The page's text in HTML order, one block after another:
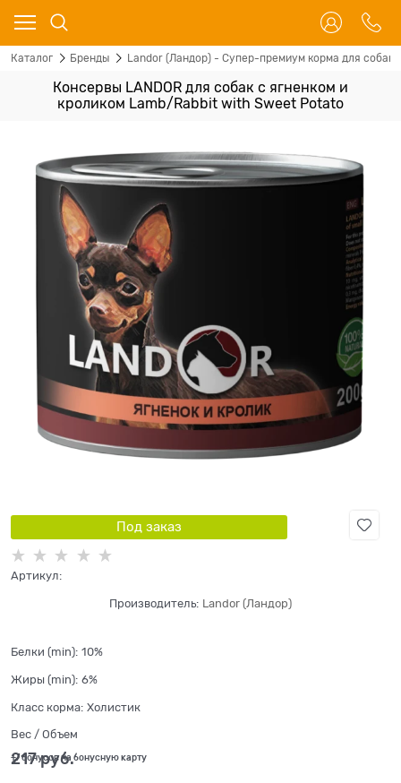
Каталог Бренды Landor (Ландор) - Супер-премиум корма для собак
Консервы LANDOR для собак с ягненком и
кроликом Lamb/Rabbit with Sweet Potato
Под заказ
Артикул:
Производитель: Landor (Ландор)
Белки (min): 10%
Жиры (min): 6%
Класс корма: Холистик
Вес / Объем
217 руб.
+7 бонусов на бонусную карту